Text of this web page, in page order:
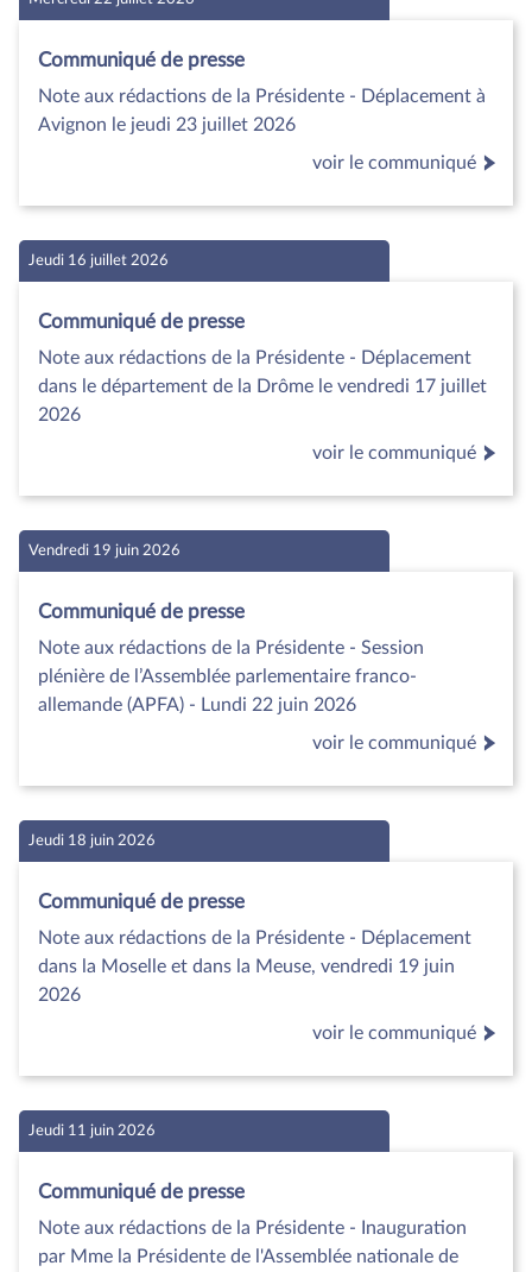
Communiqué de presse
Note aux rédactions de la Présidente - Déplacement à
Avignon le jeudi 23 juillet 2026
voir le communiqué
Jeudi 16 juillet 2026
Communiqué de presse
Note aux rédactions de la Présidente - Déplacement
dans le département de la Drôme le vendredi 17 juillet
2026
voir le communiqué
Vendredi 19 juin 2026
Communiqué de presse
Note aux rédactions de la Présidente - Session
plénière de l’Assemblée parlementaire franco-
allemande (APFA) - Lundi 22 juin 2026
voir le communiqué
Jeudi 18 juin 2026
Communiqué de presse
Note aux rédactions de la Présidente - Déplacement
dans la Moselle et dans la Meuse, vendredi 19 juin
2026
voir le communiqué
Jeudi 11 juin 2026
Communiqué de presse
Note aux rédactions de la Présidente - Inauguration
par Mme la Présidente de l'Assemblée nationale de